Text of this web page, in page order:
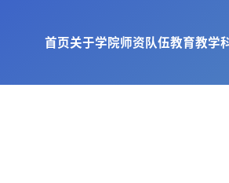
首页关于学院师资队伍教育教学